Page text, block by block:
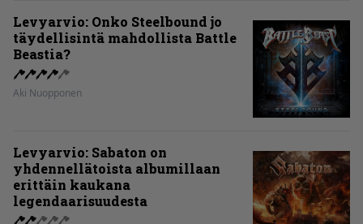
Levyarvio: Onko Steelbound jo
täydellisintä mahdollista Battle
Beastia?
Aki Nuopponen
Levyarvio: Sabaton on
yhdennellätoista albumillaan
erittäin kaukana
legendaarisuudesta